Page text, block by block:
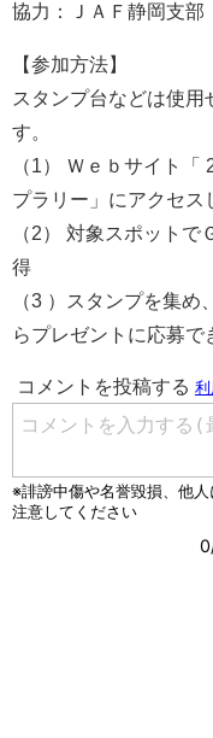
協力：ＪＡＦ静岡支部
【参加方法】
スタンプ台などは使用
す。
（1） Ｗｅｂサイト
プラリー」にアクセス
（2） 対象スポット
得
（3 ）スタンプを集
らプレゼントに応募で